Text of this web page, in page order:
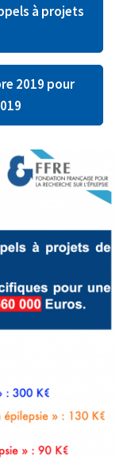
à projets
2019 pour